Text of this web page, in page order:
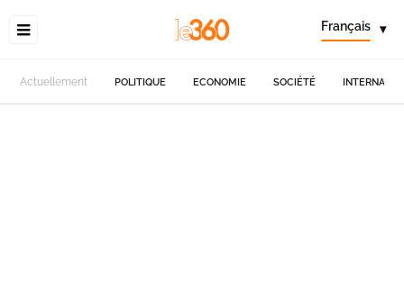
Français ▾
Actuellement POLITIQUE ECONOMIE SOCIÉTÉ